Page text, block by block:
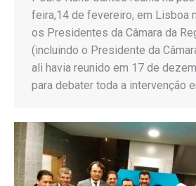
feira,14 de fevereiro, em Lisboa
os Presidentes da Câmara da
(incluindo o Presidente da
ali havia reunido em 17 de
para debater toda a intervenção